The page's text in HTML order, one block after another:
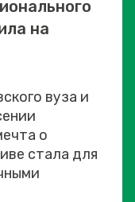
на
вуза и
о
стала для